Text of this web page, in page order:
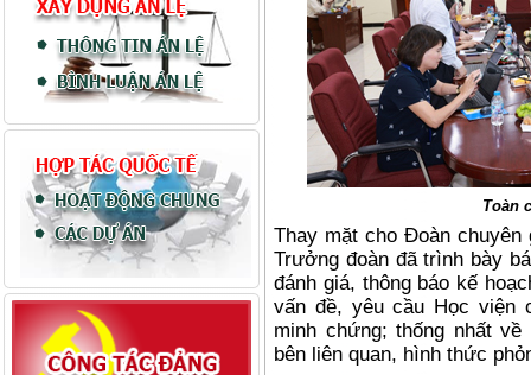
Toàn
Thay mặt cho Đoàn chuyên
Trưởng đoàn đã trình bày
đánh giá, thông báo kế
vấn đề, yêu cầu Học viện
minh chứng; thống nhất
bên liên quan, hình thức